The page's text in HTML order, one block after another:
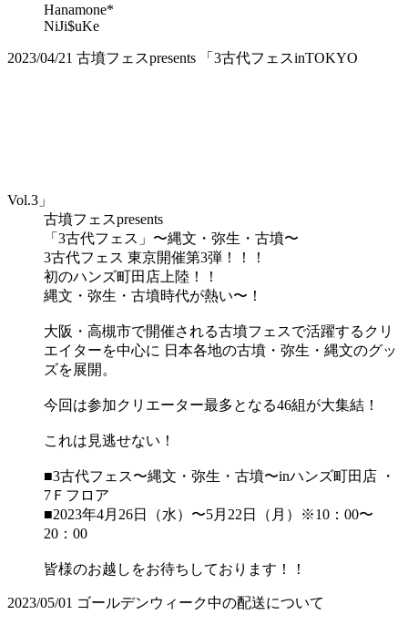
Hanamone*
NiJi$uKe
2023/04/21 古墳フェスpresents 「3古代フェスinTOKYO
Vol.3」
古墳フェスpresents
「3古代フェス」〜縄文・弥生・古墳〜
3古代フェス 東京開催第3弾！！！
初のハンズ町田店上陸！！
縄文・弥生・古墳時代が熱い〜！
大阪・高槻市で開催される古墳フェスで活躍するクリ
エイターを中心に 日本各地の古墳・弥生・縄文のグッ
ズを展開。
今回は参加クリエーター最多となる46組が大集結！
これは見逃せない！
■3古代フェス〜縄文・弥生・古墳〜inハンズ町田店 ・
7Ｆフロア
■2023年4月26日（水）〜5月22日（月）※10：00〜
20：00
皆様のお越しをお待ちしております！！
2023/05/01 ゴールデンウィーク中の配送について